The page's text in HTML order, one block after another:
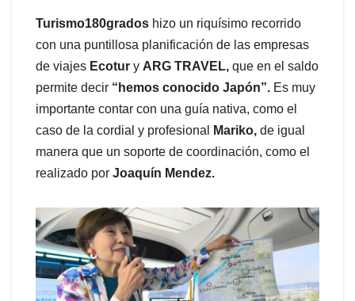
Turismo180grados hizo un riquísimo recorrido
con una puntillosa planificación de las empresas
de viajes Ecotur y ARG TRAVEL, que en el saldo
permite decir “hemos conocido Japón”. Es muy
importante contar con una guía nativa, como el
caso de la cordial y profesional
Mariko, de igual
manera que un soporte de coordinación, como el
realizado por Joaquín Mendez.